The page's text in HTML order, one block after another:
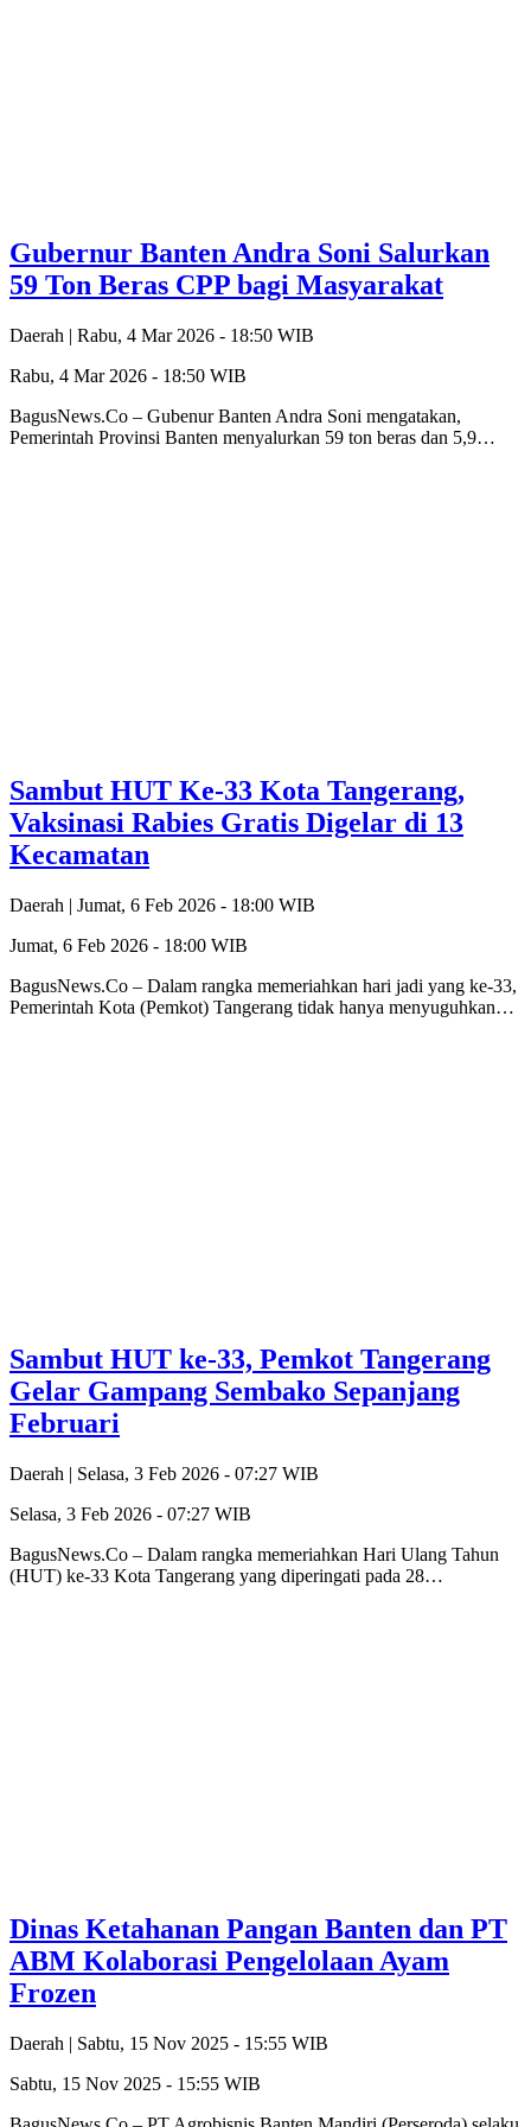
Gubernur Banten Andra Soni Salurkan
59 Ton Beras CPP bagi Masyarakat
Daerah | Rabu, 4 Mar 2026 - 18:50 WIB
Rabu, 4 Mar 2026 - 18:50 WIB
BagusNews.Co – Gubenur Banten Andra Soni mengatakan,
Pemerintah Provinsi Banten menyalurkan 59 ton beras dan 5,9…
Sambut HUT Ke-33 Kota Tangerang,
Vaksinasi Rabies Gratis Digelar di 13
Kecamatan
Daerah | Jumat, 6 Feb 2026 - 18:00 WIB
Jumat, 6 Feb 2026 - 18:00 WIB
BagusNews.Co – Dalam rangka memeriahkan hari jadi yang ke-33,
Pemerintah Kota (Pemkot) Tangerang tidak hanya menyuguhkan…
Sambut HUT ke-33, Pemkot Tangerang
Gelar Gampang Sembako Sepanjang
Februari
Daerah | Selasa, 3 Feb 2026 - 07:27 WIB
Selasa, 3 Feb 2026 - 07:27 WIB
BagusNews.Co – Dalam rangka memeriahkan Hari Ulang Tahun
(HUT) ke-33 Kota Tangerang yang diperingati pada 28…
Dinas Ketahanan Pangan Banten dan PT
ABM Kolaborasi Pengelolaan Ayam
Frozen
Daerah | Sabtu, 15 Nov 2025 - 15:55 WIB
Sabtu, 15 Nov 2025 - 15:55 WIB